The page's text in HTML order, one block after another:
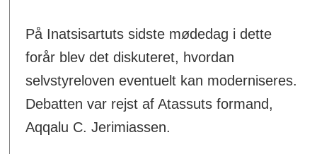
På Inatsisartuts sidste mødedag i dette
forår blev det diskuteret, hvordan
selvstyreloven eventuelt kan moderniseres.
Debatten var rejst af Atassuts formand,
Aqqalu C. Jerimiassen.